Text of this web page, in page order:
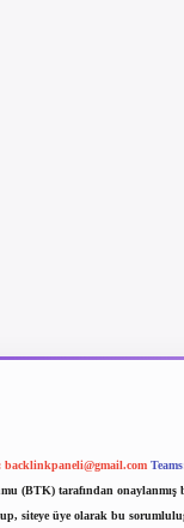
backlinkpaneli@gmail.com
(BTK) tarafından
siteye üye olarak bu